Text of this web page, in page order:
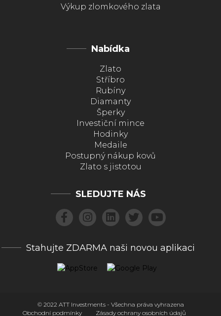
Výkup zlomkového zlata
Nabídka
Zlato
Stříbro
Rubíny
Diamanty
Šperky
Investiční mince
Hodinky
Medaile
Postupný nákup kovů
Zlato s jistotou
SLEDUJTE NÁS
Stahujte ZDARMA naši novou aplikaci
© 2022 ATT Investments - Všechna práva vyhrazena
Obchodní podmínky
Zásady ochrany osobních údajů